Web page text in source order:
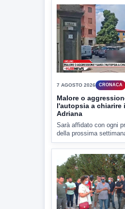
7 AGOSTO 2026 CRONACA
Ponte
ipotesi duplice
Incidente mortale a
indagato il 21enne alla
Malore o
l'autopsia a chiarire
Adriana
Sarà affidato con ogni
della prossima